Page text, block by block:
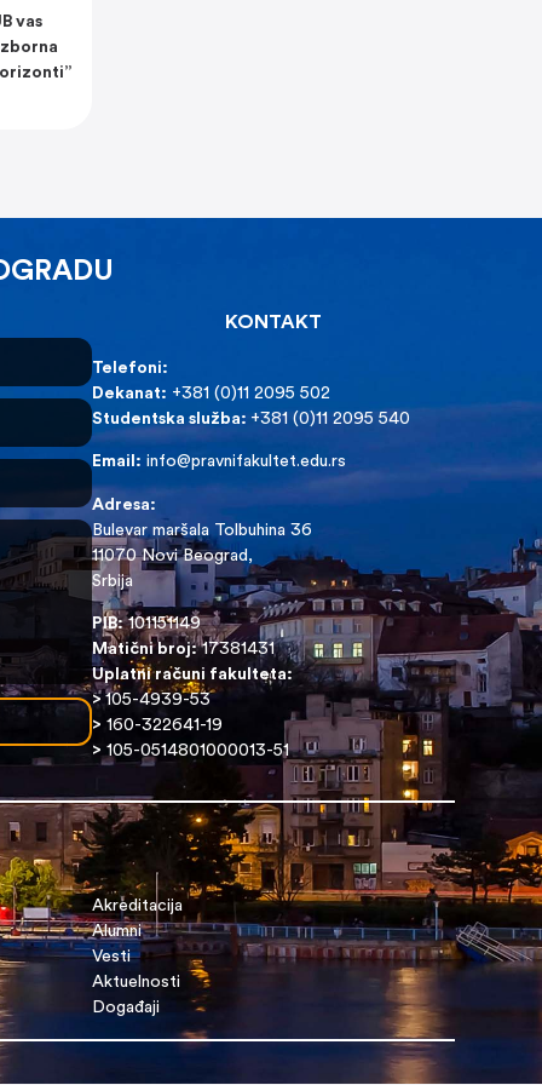
vas
KONTAKT
Telefoni:
Dekanat: +381 (0)11 2095 502
Studentska služba: +381 (0)11 2095 540
Email: info@pravnifakultet.edu.rs
Adresa:
Bulevar maršala Tolbuhina 36
11070 Novi Beograd,
Srbija
PIB:101151149
Matični broj:17381431
Uplatni računi fakulteta:
>105-4939-53
> 160-322641-19
>105-0514801000013-51
Akreditacija
Alumni
Vesti
Aktuelnosti
Događaji